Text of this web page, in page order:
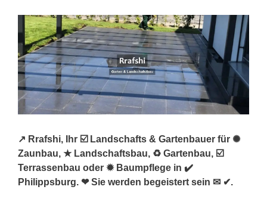
↗️ Rrafshi, Ihr ☑️ Landschafts & Gartenbauer für ✺
Zaunbau, ★ Landschaftsbau, ♻ Gartenbau, ☑️
Terrassenbau oder ✹ Baumpflege in ✔️
Philippsburg. ❤ Sie werden begeistert sein ✉ ✔.